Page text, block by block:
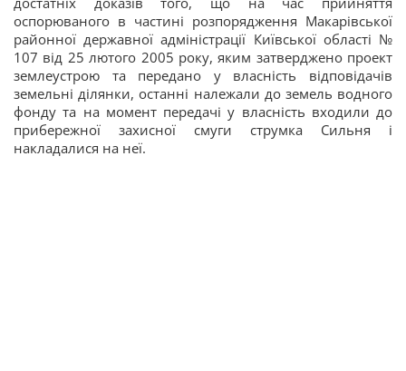
оспорюваного в частині розпорядження Макарівської
районної державної адміністрації Київської області №
107 від 25 лютого 2005 року, яким затверджено проект
землеустрою та передано у власність відповідачів
земельні ділянки, останні належали до земель водного
фонду та на момент передачі у власність входили до
прибережної захисної смуги струмка Сильня і
накладалися на неї.